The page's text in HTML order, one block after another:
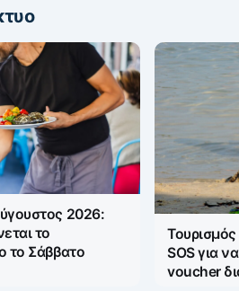
2026:
το
το Σάββατο
SOS για
voucher